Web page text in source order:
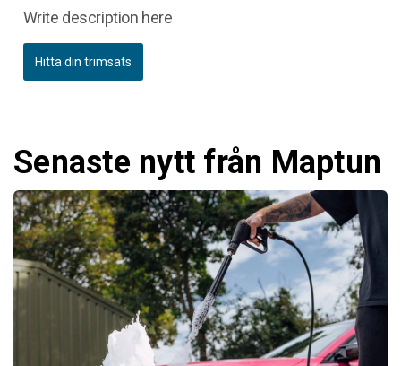
Write description here
Hitta din trimsats
Senaste nytt från Maptun